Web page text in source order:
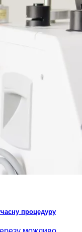
процедуру